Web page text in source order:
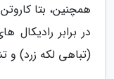
همچنین، بتا
در برابر رادیکال
(تباهی لکه زرد) و